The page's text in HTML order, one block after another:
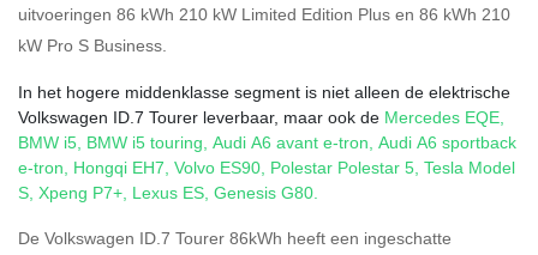
uitvoeringen 86 kWh 210 kW Limited Edition Plus en 86 kWh 210
kW Pro S Business.
In het hogere middenklasse segment is niet alleen de elektrische
Volkswagen ID.7 Tourer leverbaar, maar ook de Mercedes EQE,
BMW i5, BMW i5 touring, Audi A6 avant e-tron, Audi A6 sportback
e-tron, Hongqi EH7, Volvo ES90, Polestar Polestar 5, Tesla Model
S, Xpeng P7+, Lexus ES, Genesis G80.
De Volkswagen ID.7 Tourer 86kWh heeft een ingeschatte